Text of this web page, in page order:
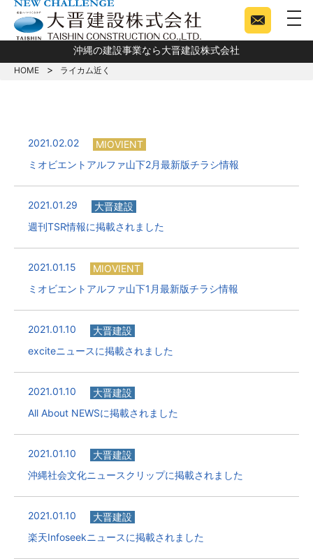
沖縄の建設事業なら大晋建設株式会社
HOME ライカム近く
2021.02.02
MIOVIENT
ミオビエントアルファ山下2月最新版チラシ情報
2021.01.29
大晋建設
週刊TSR情報に掲載されました
2021.01.15
MIOVIENT
ミオビエントアルファ山下1月最新版チラシ情報
2021.01.10
大晋建設
exciteニュースに掲載されました
2021.01.10
大晋建設
All About NEWSに掲載されました
2021.01.10
大晋建設
沖縄社会文化ニュースクリップに掲載されました
2021.01.10
大晋建設
楽天Infoseekニュースに掲載されました